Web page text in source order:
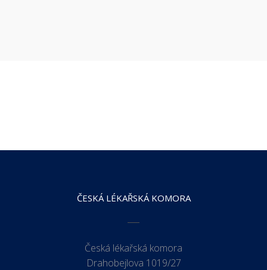
ČESKÁ LÉKAŘSKÁ KOMORA
Česká lékařská komora
Drahobejlova 1019/27